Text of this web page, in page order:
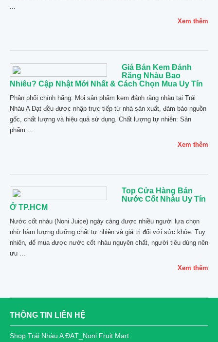
...
Xem thêm
Giá Bán Kem Đánh
Răng Nhàu Bao
Nhiêu? Cập Nhật Mới Nhất & Cách Chọn Mua Uy Tín
Phân phối chính hãng: Mọi sản phẩm kem đánh răng nhàu tại Trái
Nhàu A Đạt đều được nhập trực tiếp từ nhà sản xuất, đảm bảo nguồn
gốc, chất lượng và hiệu quả sử dụng. Chất lượng tự nhiên: Sản
phẩm ...
Xem thêm
Top Cửa Hàng Bán
Nước Cốt Nhàu Uy Tín
Ở TP.HCM
Nước cốt nhàu (Noni Juice) ngày càng được nhiều người lựa chọn
nhờ hàm lượng dưỡng chất tự nhiên và giá trị đối với sức khỏe. Tuy
nhiên, để mua được nước cốt nhàu nguyên chất, người tiêu dùng nên
ưu ...
Xem thêm
THÔNG TIN LIÊN HỆ
Shop Trái Nhàu A ĐẠT_Noni Fruit Mart